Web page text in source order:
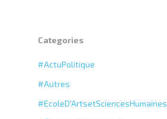
Categories
#ActuPolitique
#Autres
#EcoleD'ArtsetSciencesHumaines